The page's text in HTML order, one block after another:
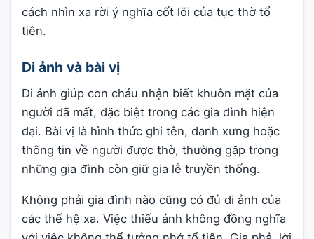
cách nhìn xa rời ý nghĩa cốt lõi của tục thờ tổ
tiên.
Di ảnh và bài vị
Di ảnh giúp con cháu nhận biết khuôn mặt của
người đã mất, đặc biệt trong các gia đình hiện
đại. Bài vị là hình thức ghi tên, danh xưng hoặc
thông tin về người được thờ, thường gặp trong
những gia đình còn giữ gia lễ truyền thống.
Không phải gia đình nào cũng có đủ di ảnh của
các thế hệ xa. Việc thiếu ảnh không đồng nghĩa